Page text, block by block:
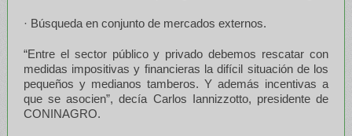
· Búsqueda en conjunto de mercados externos.
“Entre el sector público y privado debemos rescatar con
medidas impositivas y financieras la difícil situación de los
pequeños y medianos tamberos. Y además incentivas a
que se asocien”, decía Carlos Iannizzotto, presidente de
CONINAGRO.